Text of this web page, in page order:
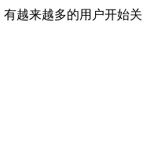
越来越多的用户开始关